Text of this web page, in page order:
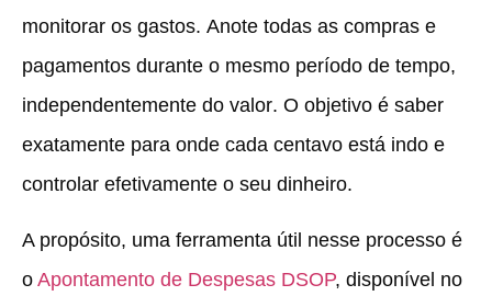
monitorar os gastos. Anote todas as compras e
pagamentos durante o mesmo período de tempo,
independentemente do valor. O objetivo é saber
exatamente para onde cada centavo está indo e
controlar efetivamente o seu dinheiro.
A propósito, uma ferramenta útil nesse processo é
o Apontamento de Despesas DSOP, disponível no